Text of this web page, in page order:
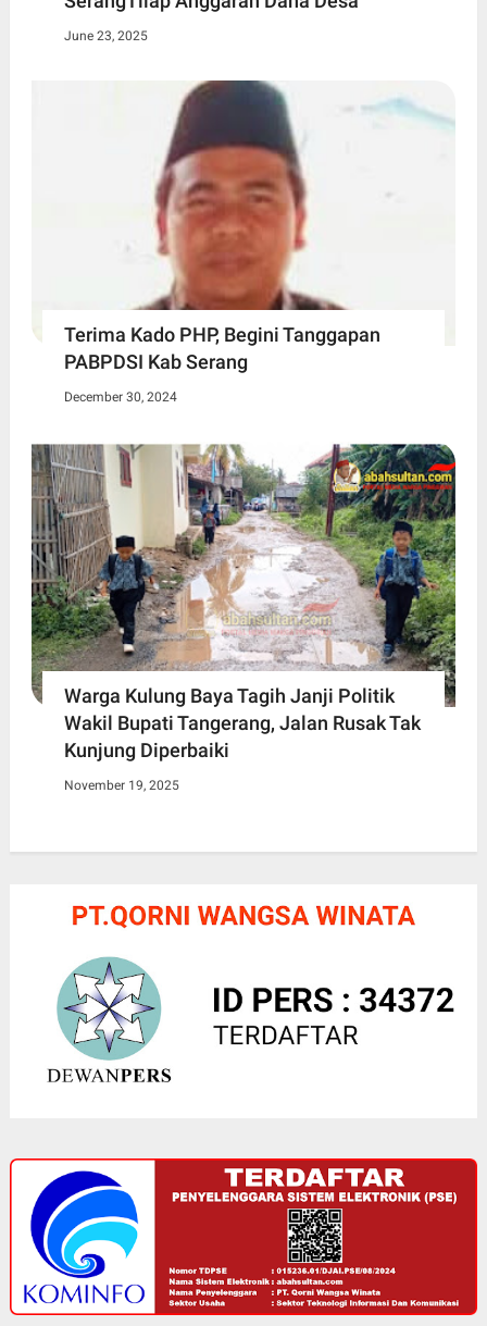
June 23, 2025
Terima Kado PHP, Begini Tanggapan
PABPDSI Kab Serang
December 30, 2024
Warga Kulung Baya Tagih Janji Politik
Wakil Bupati Tangerang, Jalan Rusak Tak
Kunjung Diperbaiki
November 19, 2025